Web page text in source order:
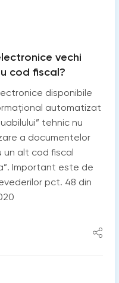
vechi
cod fiscal?
disponibile
automatizat
tehnic nu
a documentelor
alt cod fiscal
Important este de
pct. 48 din